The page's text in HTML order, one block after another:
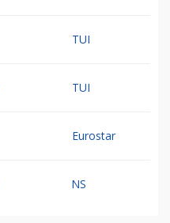
TUI
TUI
Eurostar
NS